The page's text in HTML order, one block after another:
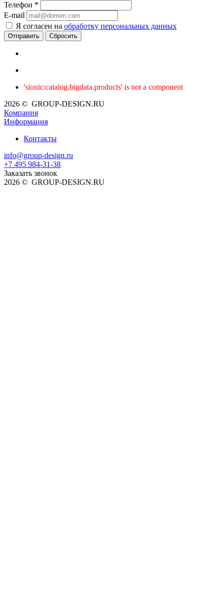
Телефон *
E-mail
Я согласен на обработку персональных данных
Сбросить
'sionic:catalog.bigdata.products' is not a component
2026 © GROUP-DESIGN.RU
Компания
Информация
Контакты
info@group-design.ru
+7 495 984-31-38
Заказать звонок
2026 © GROUP-DESIGN.RU